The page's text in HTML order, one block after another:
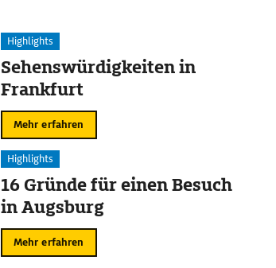
Highlights
Sehenswürdigkeiten in
Frankfurt
Mehr erfahren
Highlights
16 Gründe für einen Besuch
in Augsburg
Mehr erfahren